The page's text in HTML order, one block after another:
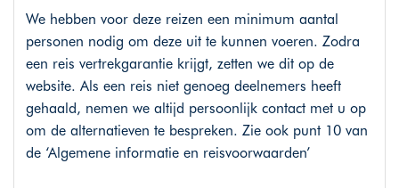
We hebben voor deze reizen een minimum aantal
personen nodig om deze uit te kunnen voeren. Zodra
een reis vertrekgarantie krijgt, zetten we dit op de
website. Als een reis niet genoeg deelnemers heeft
gehaald, nemen we altijd persoonlijk contact met u op
om de alternatieven te bespreken. Zie ook punt 10 van
de ‘Algemene informatie en reisvoorwaarden’